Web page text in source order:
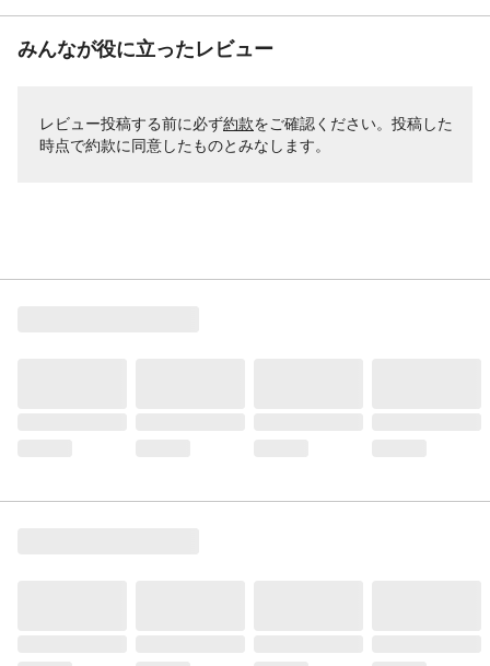
みんなが役に立ったレビュー
レビュー投稿する前に必ず約款をご確認ください。投稿した
時点で約款に同意したものとみなします。